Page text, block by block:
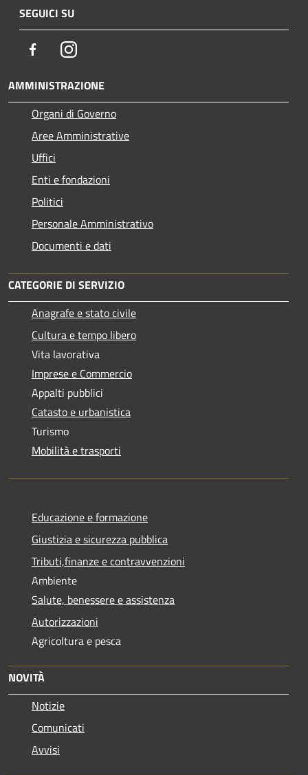
SEGUICI SU
FacebookInstagram
AMMINISTRAZIONE
Organi di Governo
Aree Amministrative
Uffici
Enti e fondazioni
Politici
Personale Amministrativo
Documenti e dati
CATEGORIE DI SERVIZIO
Anagrafe e stato civile
Cultura e tempo libero
Vita lavorativa
Imprese e Commercio
Appalti pubblici
Catasto e urbanistica
Turismo
Mobilità e trasporti
Educazione e formazione
Giustizia e sicurezza pubblica
Tributi,finanze e contravvenzioni
Ambiente
Salute, benessere e assistenza
Autorizzazioni
Agricoltura e pesca
NOVITÀ
Notizie
Comunicati
Avvisi